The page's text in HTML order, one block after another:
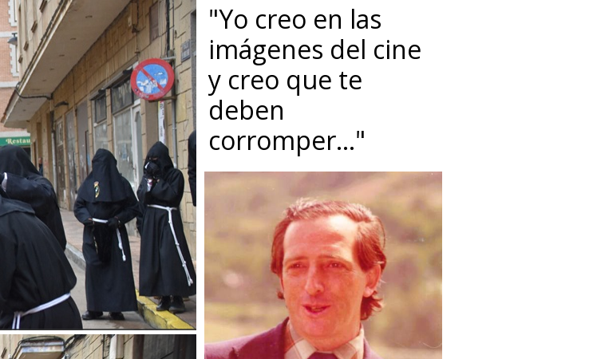
"Yo creo en las
imágenes del cine
y creo que te
deben
corromper…"